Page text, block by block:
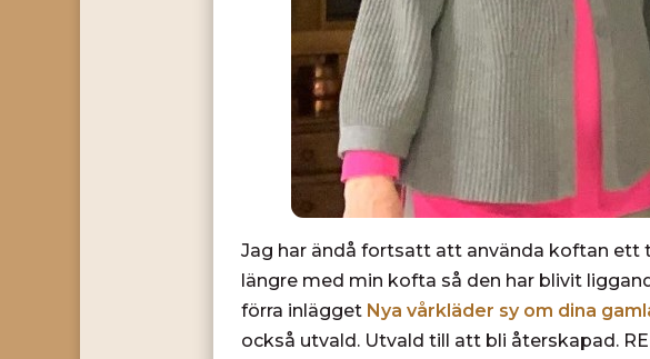
Jag har ändå fortsatt att använda koftan ett
längre med min kofta så den har blivit
förra inlägget Nya vårkläder sy om dina
också utvald. Utvald till att bli återskapad.